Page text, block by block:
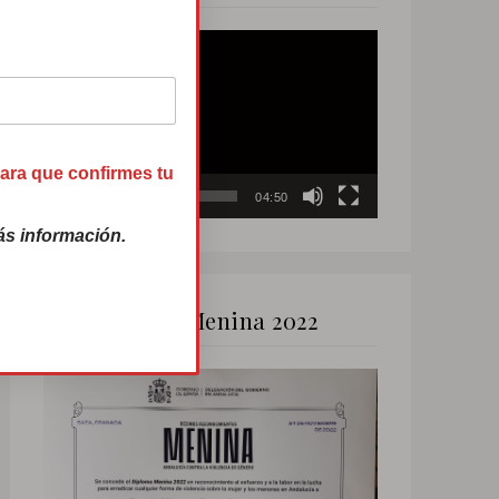
de
04:50
Premio Menina 2022
que confirmes tu
información.